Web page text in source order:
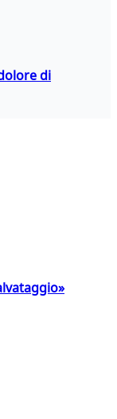
di